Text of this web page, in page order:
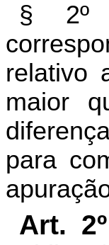
§ 2º
relativo
maior
para
Art. 2º